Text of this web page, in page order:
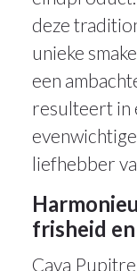
deze
unieke
een
resulteert in
liefhebber
frisheid
Cava